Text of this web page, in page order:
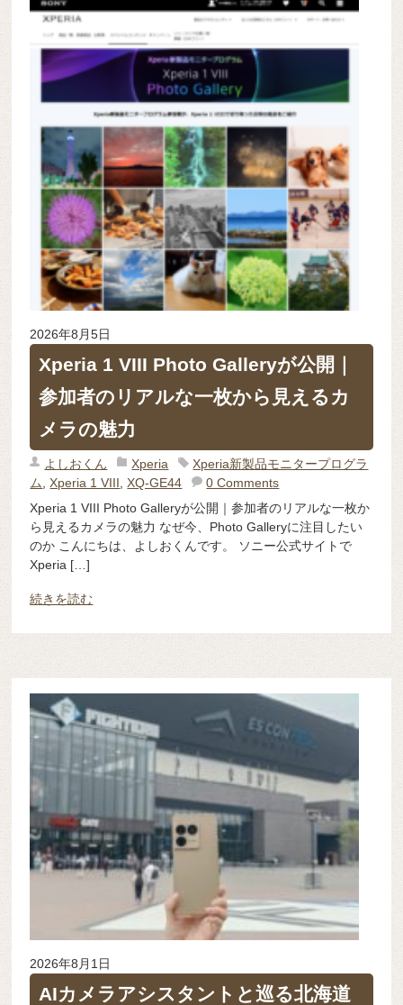
2026年8月5日
Xperia 1 VIII Photo Galleryが公開｜
参加者のリアルな一枚から見えるカ
メラの魅力
よしおくん Xperia
Xperia新製品モニタープログラ
ム,Xperia 1 VIII,XQ-GE44
0 Comments
Xperia 1 VIII Photo Galleryが公開｜参加者のリアルな一枚か
ら見えるカメラの魅力 なぜ今、Photo Galleryに注目したい
のか こんにちは、よしおくんです。 ソニー公式サイトで
Xperia […]
続きを読む
2026年8月1日
AIカメラアシスタントと巡る北海道